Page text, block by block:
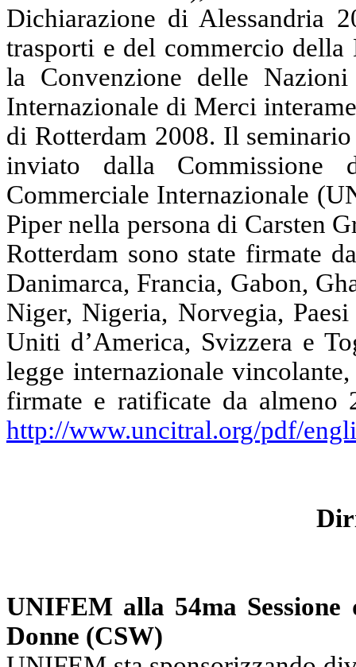
Dichiarazione di Alessandria
trasporti e del commercio
la Convenzione delle
Internazionale di Merci
di Rotterdam 2008. Il
inviato dalla
Commerciale Internazionale
Piper nella persona di Carsten
Rotterdam sono state firmate
Danimarca, Francia, Gabon,
Niger, Nigeria, Norvegia,
Uniti d’America, Svizzera e
legge internazionale
firmate e ratificate da almeno
http://www.uncitral.org/pdf/
UNIFEM alla 54ma Sessione
Donne (CSW)